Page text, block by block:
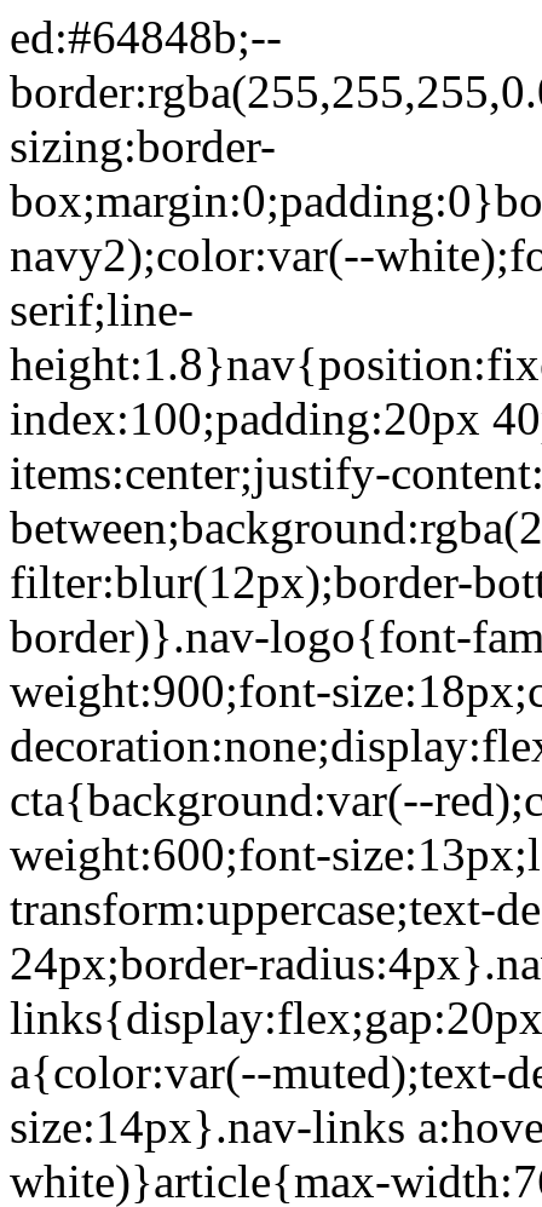
ed:#64848b;--
sizing:border-
navy2);color:var(--
serif;line-
index:100;padding:20px
items:center;justify-
filter:blur(12px);border-
border)}.nav-logo{font-
weight:900;font-
cta{background:var(--
weight:600;font-
transform:uppercase;text-
24px;border-
a{color:var(--muted);text-
size:14px}.nav-links
white)}article{max-